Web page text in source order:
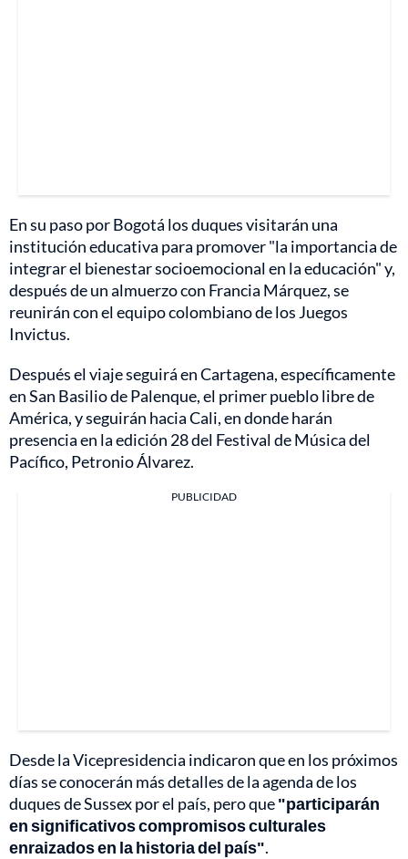
En su paso por Bogotá los duques visitarán una
institución educativa para promover "la importancia de
integrar el bienestar socioemocional en la educación" y,
después de un almuerzo con Francia Márquez, se
reunirán con el equipo colombiano de los Juegos
Invictus.
Después el viaje seguirá en Cartagena, específicamente
en San Basilio de Palenque,el primer pueblo libre de
América, y seguirán hacia Cali, en donde harán
presencia en la edición 28 del Festival de Música del
Pacífico, Petronio Álvarez.
PUBLICIDAD
Desde la Vicepresidencia indicaron que en los próximos
días se conocerán más detalles de la agenda de los
duques de Sussex por el país, pero que"participarán
en significativos compromisos culturales
enraizados en la historia del país".